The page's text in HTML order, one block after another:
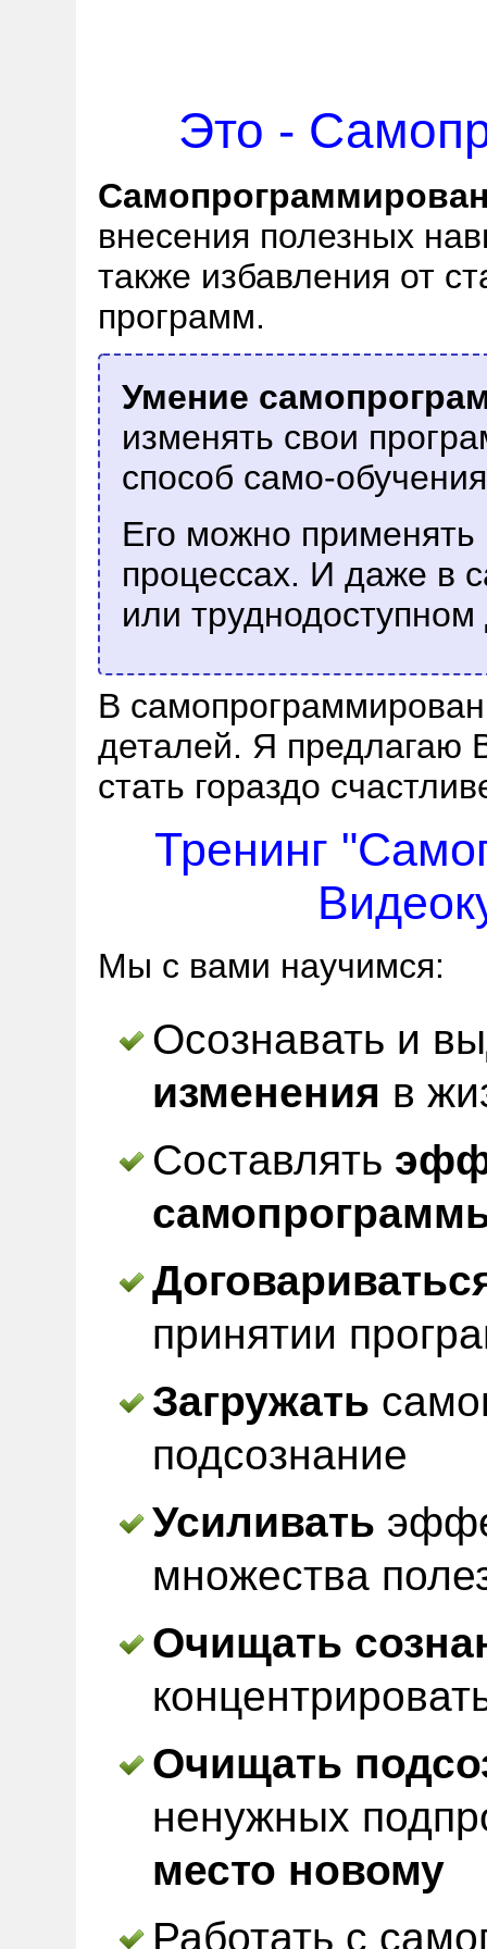
Это -
внесения полезных
также избавления от
программ.
Умение
изменять свои
способ само-
Его можно
процессах. И даже в
или
В
деталей. Я предлагаю
стать гораздо
Тренинг
Мы с вами научимся:
Осознавать и
изменения в
Составлять
принятии
Загружать
подсознание
Усиливать
множества
Очищать
Очищать
ненужных
место новому
Работать с